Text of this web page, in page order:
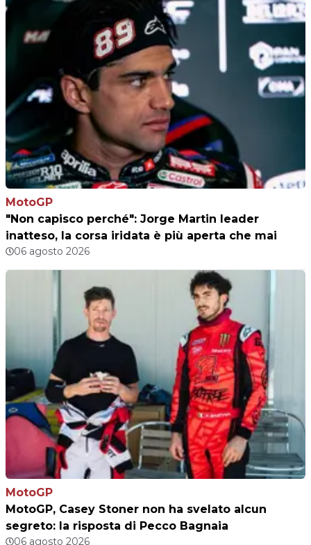
MotoGP
"Non capisco perché": Jorge Martin leader
inatteso, la corsa iridata è più aperta che mai
06 agosto 2026
MotoGP
MotoGP, Casey Stoner non ha svelato alcun
segreto: la risposta di Pecco Bagnaia
06 agosto 2026